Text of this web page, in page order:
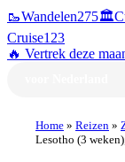
🥾Wandelen275🏛️
Cruise123
🔥 Vertrek deze
Home » Reizen »
Lesotho (3